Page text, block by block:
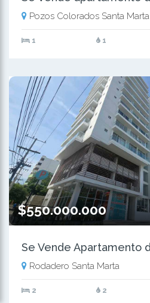
Pozos Colorados Santa Marta
1 1
$550.000.000
Rodadero Santa Marta
2 2